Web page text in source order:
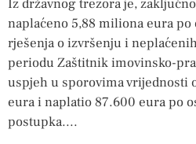
Iz državnog trezora je,
naplaćeno 5,88 miliona eura
rješenja o izvršenju i
periodu Zaštitnik imovinsko-
uspjeh u sporovima vrijednosti
eura i naplatio 87.600 eura po
postupka.